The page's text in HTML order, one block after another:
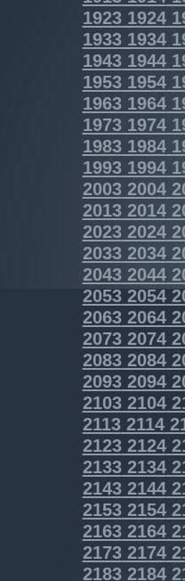
19231924
19331934
19431944
19531954
19631964
19731974
19831984
19931994
20032004
20132014
20232024
20332034
20432044
20532054
20632064
20732074
20832084
20932094
21032104
21132114
21232124
21332134
21432144
21532154
21632164
21732174
21832184